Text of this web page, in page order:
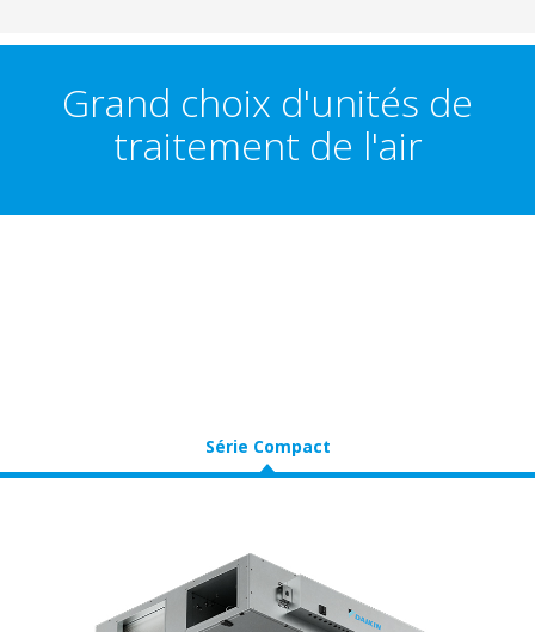
Grand choix d'unités de
traitement de l'air
Série Compact